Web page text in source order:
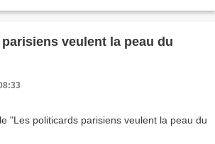
veulent la peau du